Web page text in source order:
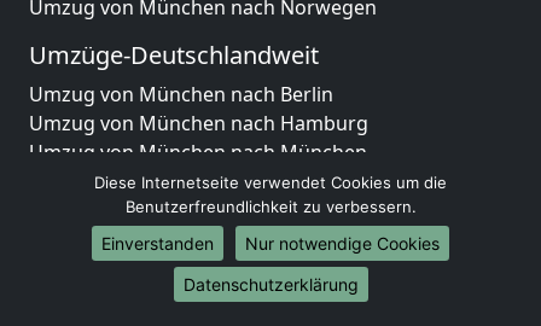
Umzug von München nach Norwegen
Umzüge-Deutschlandweit
Umzug von München nach Berlin
Umzug von München nach Hamburg
Umzug von München nach München
Umzug von München nach Köln
Umzug von München nach Frankfurt am Main
Umzug von München nach Stuttgart
Umzug von München nach Düsseldorf
Umzug von München nach Leipzig
Diese Internetseite verwendet Cookies um die
Benutzerfreundlichkeit zu verbessern.
Einverstanden
Nur notwendige Cookies
Datenschutzerklärung